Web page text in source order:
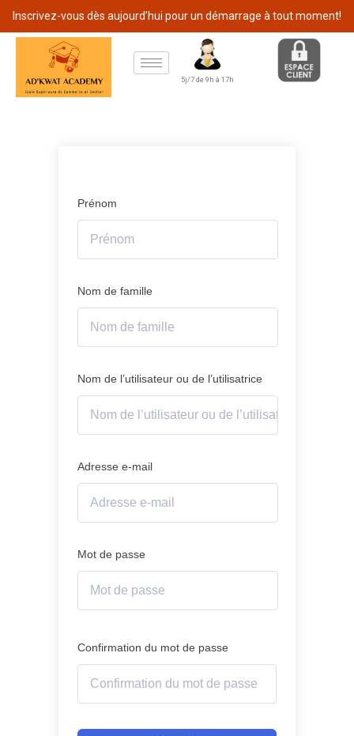
Inscrivez-vous dès aujourd’hui pour un démarrage à tout moment!
5j/7 de 9h à 17h
Prénom
Nom de famille
Nom de l’utilisateur ou de l’utilisatrice
Adresse e-mail
Mot de passe
Confirmation du mot de passe